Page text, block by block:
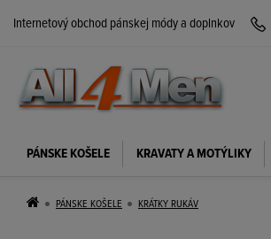
Internetový obchod pánskej módy a doplnkov
PÁNSKE KOŠELE KRAVATY A MOTÝLIKY
PÁNSKE KOŠELE KRÁTKY RUKÁV